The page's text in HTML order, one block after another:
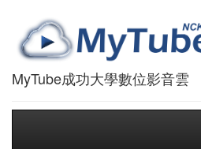
MyTube成功大學數位影音雲